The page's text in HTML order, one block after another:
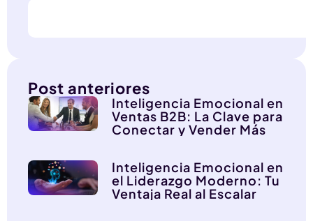
Post anteriores
Inteligencia Emocional en
Ventas B2B: La Clave para
Conectar y Vender Más
Inteligencia Emocional en
el Liderazgo Moderno: Tu
Ventaja Real al Escalar